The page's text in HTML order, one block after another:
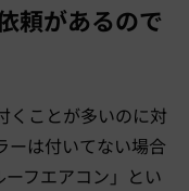
があるので
くことが多いのに対
ーは付いてない場合
フエアコン」とい